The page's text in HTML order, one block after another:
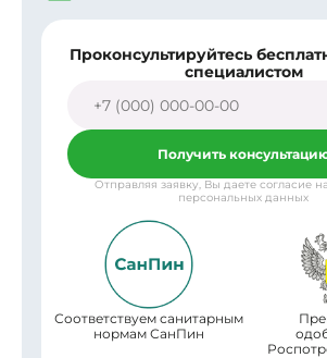
Проконсультируйтесь
специалистом
Получить
Отправляя заявку, Вы даете согласие
персональных данных
Соответствуем санитарным
нормам СанПин